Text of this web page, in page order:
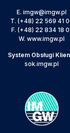
E. imgw@imgw.pl
T. (+48) 22 569 41
F. (+48) 22 834 18
W. www.imgw.pl
System Obsługi
sok.imgw.pl